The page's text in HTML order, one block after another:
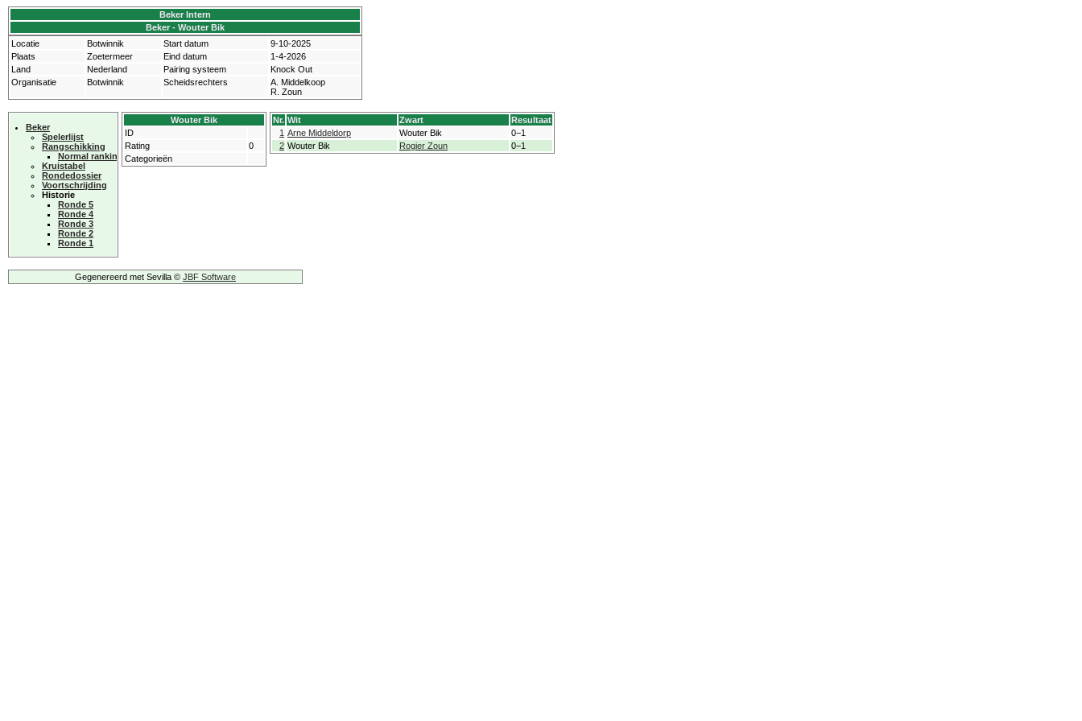
Beker Intern
Beker - Wouter Bik
Locatie
Botwinnik Start datum
9-10-2025
Plaats
Zoetermeer Eind datum
1-4-2026
Land
Nederland Pairing systeem
Knock Out
Organisatie
Botwinnik Scheidsrechters
A. Middelkoop
R. Zoun
Beker
Spelerlijst
Rangschikking
Normal ranking
Kruistabel
Rondedossier
Voortschrijding
Historie
Ronde 5
Ronde 4
Ronde 3
Ronde 2
Ronde 1
Wouter Bik
ID
Rating
0
Categorieën
Nr. Wit Zwart
Resultaat
1 Arne Middeldorp Wouter Bik
0−1
2 Wouter Bik Rogier Zoun 0−1
Gegenereerd met Sevilla © JBF Software